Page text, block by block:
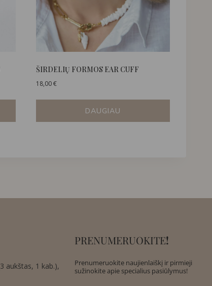
ŠIRDELIŲ FORMOS EAR CUFF
18,00€
DAUGIAU
aukštas, 1 kab.),
PRENUMERUOKITE!
Prenumeruokite naujienlaiškį ir pirmieji
sužinokite apie specialius pasiūlymus!